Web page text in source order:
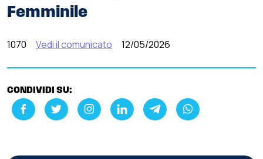
Femminile
1070 Vedi il comunicato 12/05/2026
CONDIVIDI SU: